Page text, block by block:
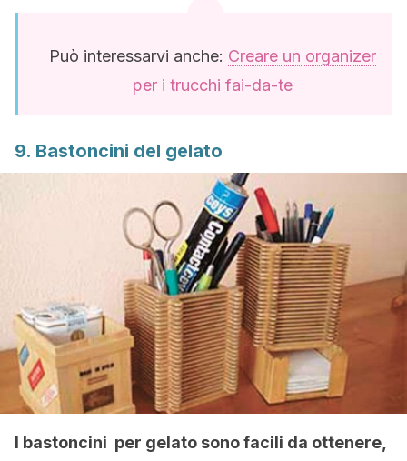
Può interessarvi anche: Creare un organizer
per i trucchi fai-da-te
9. Bastoncini del gelato
I bastoncini per gelato sono facili da ottenere,